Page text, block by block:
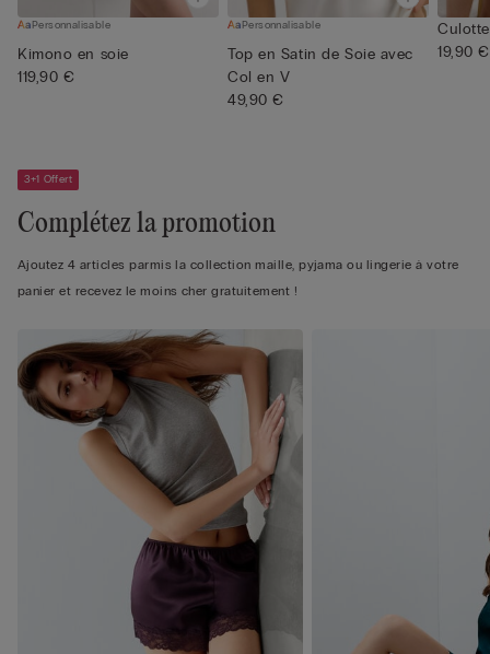
Personnalisable
Kimono en soie
119,90 €
Personnalisable
Top en Satin de Soie avec
Col en V
49,90 €
19,90 €
3+1 Offert
Complétez la promotion
Ajoutez 4 articles parmis la collection maille, pyjama ou lingerie à votre
panier et recevez le moins cher gratuitement !